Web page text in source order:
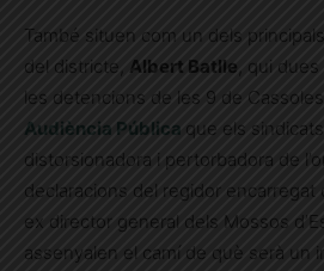
També situen com un dels
del districte, Albert Batlle, qui
les detencions de les 9 de Cassoles
Audiència Pública que els
distorsionadora i pertorbadora de
declaracions del regidor encarregat
ex director general dels Mossos
assenyalen el camí de què serà un